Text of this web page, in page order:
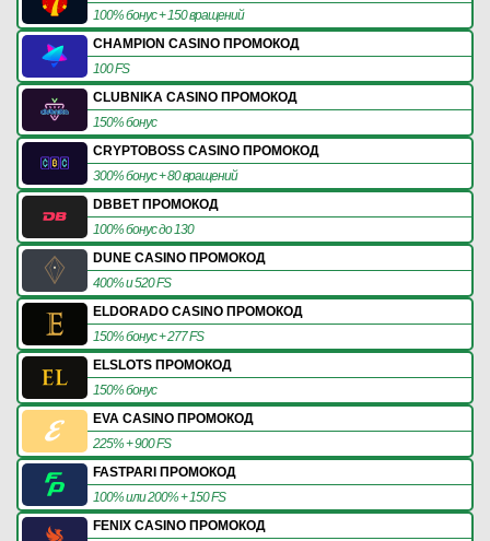
100% бонус + 150 вращений
CHAMPION CASINO ПРОМОКОД
100 FS
CLUBNIKA CASINO ПРОМОКОД
150% бонус
CRYPTOBOSS CASINO ПРОМОКОД
300% бонус + 80 вращений
DBBET ПРОМОКОД
100% бонус до 130
DUNE CASINO ПРОМОКОД
400% и 520 FS
ELDORADO CASINO ПРОМОКОД
150% бонус + 277 FS
ELSLOTS ПРОМОКОД
150% бонус
EVA CASINO ПРОМОКОД
225% + 900 FS
FASTPARI ПРОМОКОД
100% или 200% + 150 FS
FENIX CASINO ПРОМОКОД